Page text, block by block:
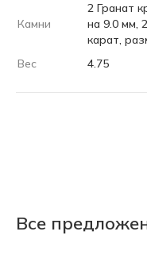
Камни
2 Гранат
на 9.0 мм,
карат,
Вес
4.75
Все